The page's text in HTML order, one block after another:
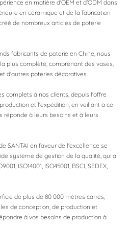
en matière d'OEM et d'ODM dans
en céramique et de la fabrication
de nombreux articles de poterie
fabricants de poterie en Chine, nous
plus complète, comprenant des vases,
d'autres poteries décoratives.
complets à nos clients, depuis l'offre
et l'expédition, en veillant à ce
réponde à leurs besoins et à leurs
SANTAI en faveur de l'excellence se
système de gestion de la qualité, qui a
ISO14001, ISO45001, BSCI, SEDEX,
de plus de 80 000 mètres carrés,
de conception, de production et
à vos besoins de production à